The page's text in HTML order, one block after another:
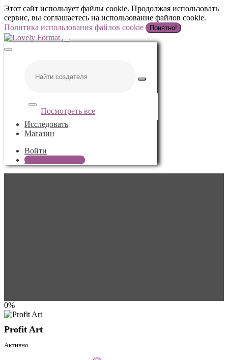
Этот сайт использует файлы cookie. Продолжая использовать
сервис, вы соглашаетесь на использование файлов cookie.
Политика использования файлов cookie
Понятно!
Посмотреть все
Исследовать
Магазин
Войти
Начало работы
0%
Profit Art
Активно